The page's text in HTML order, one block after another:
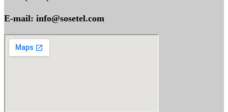
E-mail: info@sosetel.com